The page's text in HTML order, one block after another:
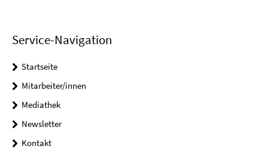
Service-Navigation
Startseite
Mitarbeiter/innen
Mediathek
Newsletter
Kontakt